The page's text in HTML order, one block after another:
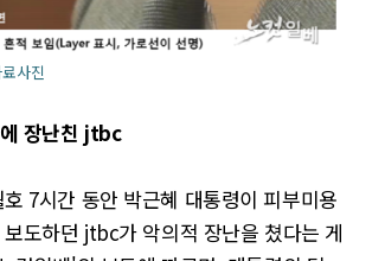
사진
장난친 jtbc
7시간 동안 박근혜 대통령이 피부미용
도하던 jtbc가 악의적 장난을 쳤다는 게